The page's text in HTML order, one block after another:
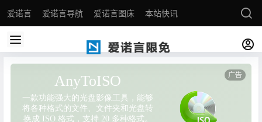
爱诺言 爱诺言导航 爱诺言图床 本站快讯